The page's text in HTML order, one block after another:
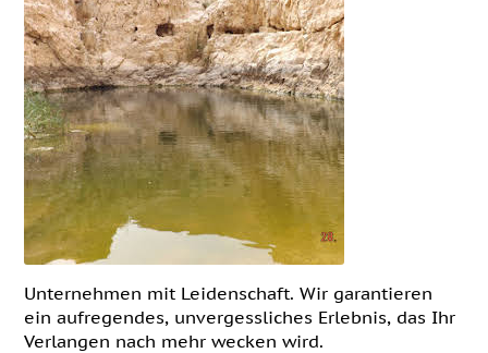
Unternehmen mit Leidenschaft. Wir garantieren
ein aufregendes, unvergessliches Erlebnis, das Ihr
Verlangen nach mehr wecken wird.